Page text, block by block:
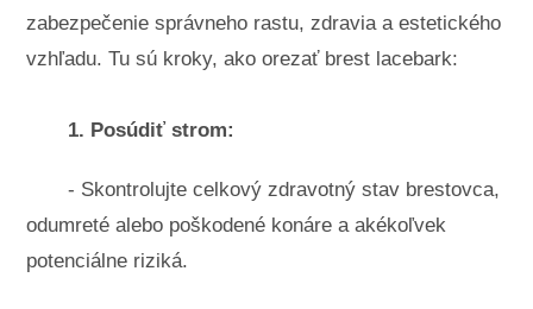
zabezpečenie správneho rastu, zdravia a estetického
vzhľadu. Tu sú kroky, ako orezať brest lacebark:
1. Posúdiť strom:
- Skontrolujte celkový zdravotný stav brestovca,
odumreté alebo poškodené konáre a akékoľvek
potenciálne riziká.